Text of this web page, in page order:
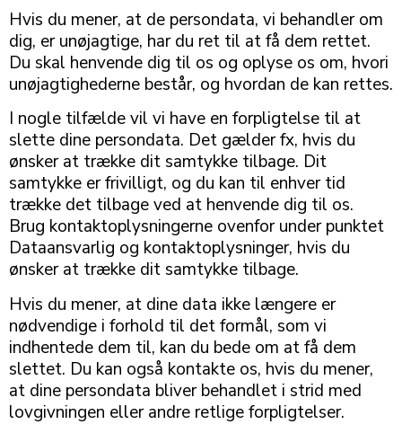
Hvis du mener, at de persondata, vi behandler om
dig, er unøjagtige, har du ret til at få dem rettet.
Du skal henvende dig til os og oplyse os om, hvori
unøjagtighederne består, og hvordan de kan rettes.
I nogle tilfælde vil vi have en forpligtelse til at
slette dine persondata. Det gælder fx, hvis du
ønsker at trække dit samtykke tilbage. Dit
samtykke er frivilligt, og du kan til enhver tid
trække det tilbage ved at henvende dig til os.
Brug kontaktoplysningerne ovenfor under punktet
Dataansvarlig og kontaktoplysninger, hvis du
ønsker at trække dit samtykke tilbage.
Hvis du mener, at dine data ikke længere er
nødvendige i forhold til det formål, som vi
indhentede dem til, kan du bede om at få dem
slettet. Du kan også kontakte os, hvis du mener,
at dine persondata bliver behandlet i strid med
lovgivningen eller andre retlige forpligtelser.